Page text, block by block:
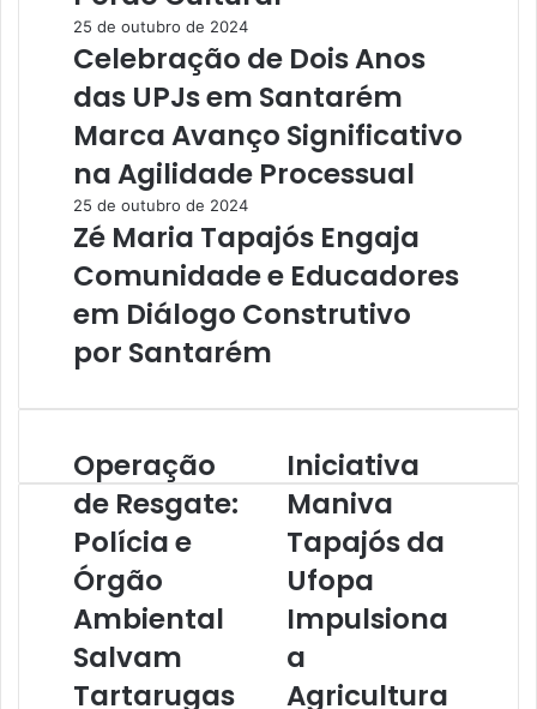
25 de outubro de 2024
Celebração de Dois Anos
das UPJs em Santarém
Marca Avanço Significativo
na Agilidade Processual
25 de outubro de 2024
Zé Maria Tapajós Engaja
Comunidade e Educadores
em Diálogo Construtivo
por Santarém
O
p
e
r
ç
ã
o
d
e
Operação
de Resgate:
Polícia e
Órgão
Ambiental
Salvam
Tartarugas
I
n
c
a
t
i
v
a
Iniciativa
Maniva
Tapajós da
Ufopa
Impulsiona
a
Agricultura